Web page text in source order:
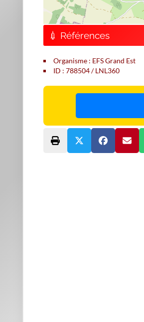
💉 Références
Organisme : EFS Grand Est
ID : 788504 / LNL360